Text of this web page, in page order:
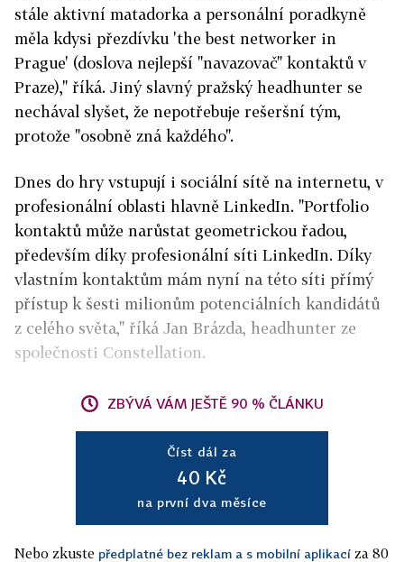
stále aktivní matadorka a personální poradkyně
měla kdysi přezdívku 'the best networker in
Prague' (doslova nejlepší "navazovač" kontaktů v
Praze)," říká. Jiný slavný pražský headhunter se
nechával slyšet, že nepotřebuje rešeršní tým,
protože "osobně zná každého".
Dnes do hry vstupují i sociální sítě na internetu, v
profesionální oblasti hlavně LinkedIn. "Portfolio
kontaktů může narůstat geometrickou řadou,
především díky profesionální síti LinkedIn. Díky
vlastním kontaktům mám nyní na této síti přímý
přístup k šesti milionům potenciálních kandidátů
z celého světa," říká Jan Brázda, headhunter ze
společnosti Constellation.
ZBÝVÁ VÁM JEŠTĚ 90 % ČLÁNKU
Číst dál za
40 Kč
na první dva měsíce
Nebo zkuste předplatné bez reklam a s mobilní aplikací za 80